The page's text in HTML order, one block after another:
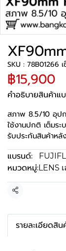
SKU : 78B01266
฿15,900
คำอธิบายสินค้าแ
สภาพ 8.5/10 อุป
ใช้งานปกติ เต็มร
รับประกันสินค้าหลั
แบรนด์:
หมวดหมู่:LENS
แชร์
รายละเอียดสิน